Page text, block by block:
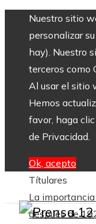
Nuestro sitio
personalizar
hay). Nuestro
terceros como
Al usar el sitio
Hemos
favor, haga
de Privacidad.
Ok, acepto
Títulares
La
después de